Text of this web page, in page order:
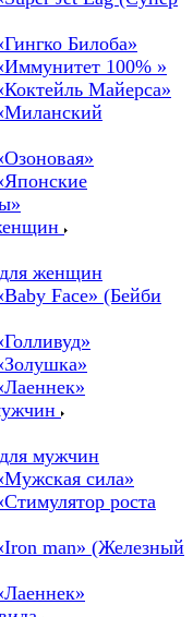
Билоба»
100% »
Майерса»
женщин
Face» (Бейби
мужчин
сила»
роста
man» (Железный